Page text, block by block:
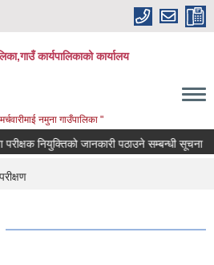
कार्यपालिकाको कार्यालय
नमुना गाउँपालिका "
नियुक्तिको जानकारी पठाउने सम्बन्धी सूचना